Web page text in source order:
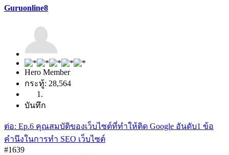
Guruonline8
Hero Member
กระทู้: 28,564
บันทึก
ต่อ: Ep.6 คุณสมบัติของเว็บไซต์ที่ทำให้ติด Google อันดับ1 ข้อ
คำนึงในการทำ SEO เว็บไซต์
#1639